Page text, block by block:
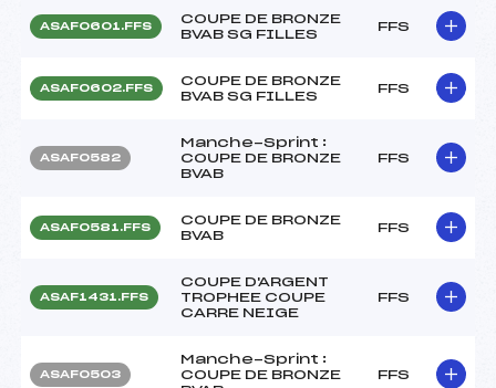
ASAF0601.FFS
COUPE DE BRONZE
BVAB SG FILLES
FFS
ASAF0602.FFS
COUPE DE BRONZE
BVAB SG FILLES
FFS
ASAF0582
Manche-Sprint :
COUPE DE BRONZE
BVAB
FFS
ASAF0581.FFS
COUPE DE BRONZE
BVAB
FFS
ASAF1431.FFS
COUPE D'ARGENT
TROPHEE COUPE
CARRE NEIGE
FFS
ASAF0503
Manche-Sprint :
COUPE DE BRONZE
FFS